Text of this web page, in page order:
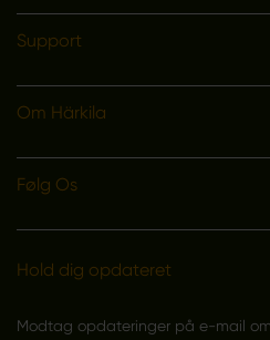
Support
Om Härkila
Følg Os
Hold dig opdateret
Modtag opdateringer på e-mail